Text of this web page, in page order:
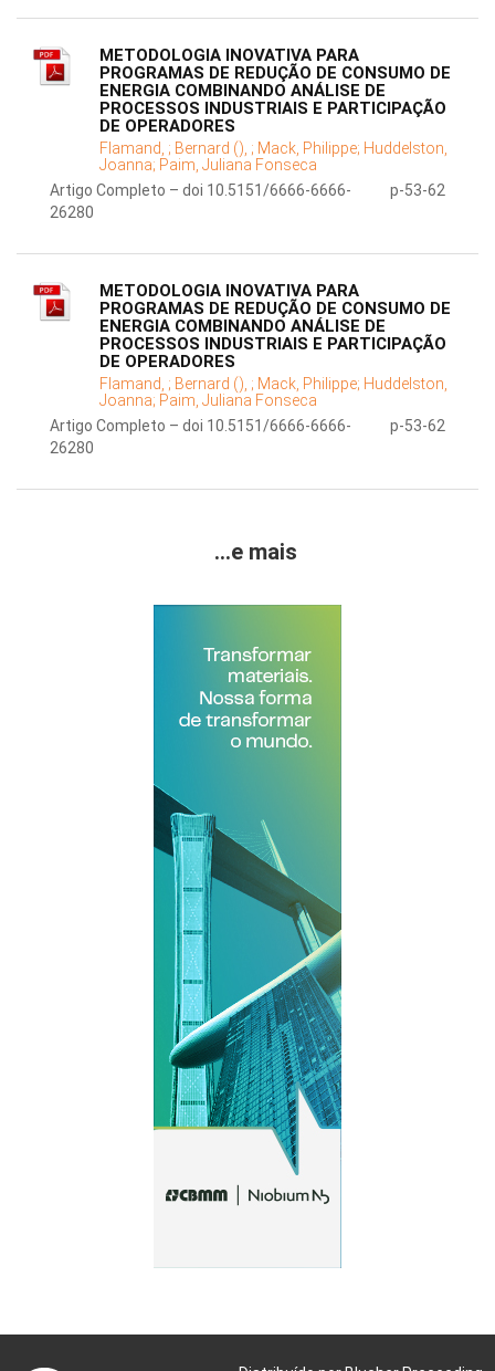
METODOLOGIA INOVATIVA PARA
PROGRAMAS DE REDUÇÃO DE CONSUMO DE
ENERGIA COMBINANDO ANÁLISE DE
PROCESSOS INDUSTRIAIS E PARTICIPAÇÃO
DE OPERADORES
Flamand, ; Bernard (), ; Mack, Philippe; Huddelston,
Joanna; Paim, Juliana Fonseca
Artigo Completo – doi 10.5151/6666-6666-
26280
p-53-62
METODOLOGIA INOVATIVA PARA
PROGRAMAS DE REDUÇÃO DE CONSUMO DE
ENERGIA COMBINANDO ANÁLISE DE
PROCESSOS INDUSTRIAIS E PARTICIPAÇÃO
DE OPERADORES
Flamand, ; Bernard (), ; Mack, Philippe; Huddelston,
Joanna; Paim, Juliana Fonseca
Artigo Completo – doi 10.5151/6666-6666-
26280
p-53-62
...e mais